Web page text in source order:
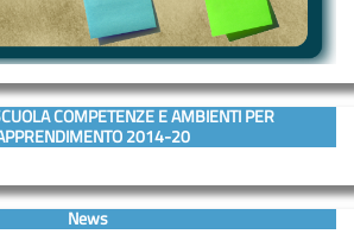
COMPETENZE E AMBIENTI PER
2014-20
News